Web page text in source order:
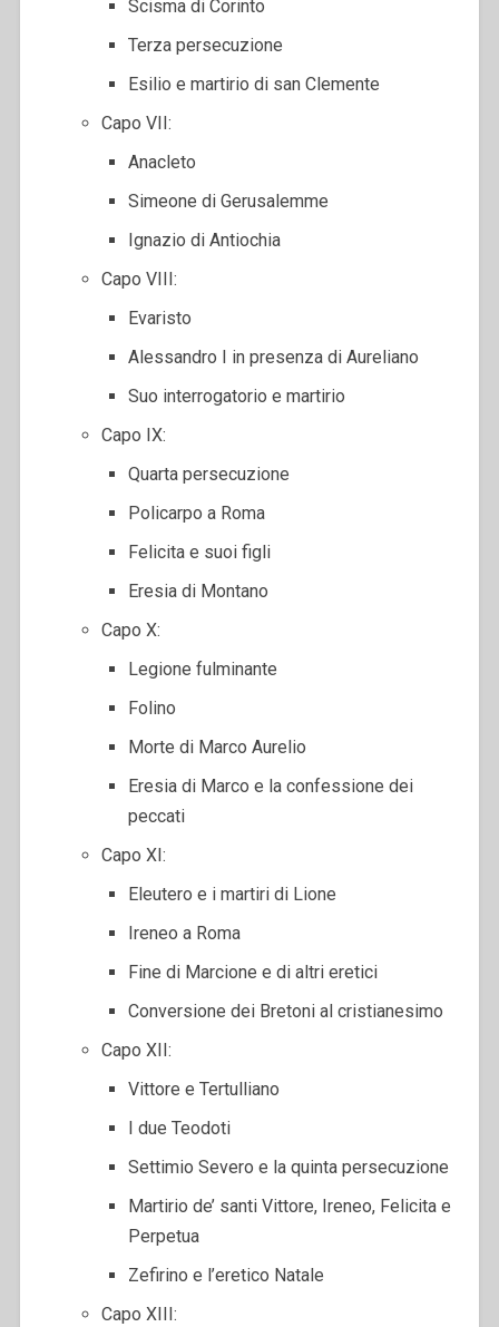
Scisma di Corinto
Terza persecuzione
Esilio e martirio di san Clemente
Capo VII:
Anacleto
Simeone di Gerusalemme
Ignazio di Antiochia
Capo VIII:
Evaristo
Alessandro I in presenza di Aureliano
Suo interrogatorio e martirio
Capo IX:
Quarta persecuzione
Policarpo a Roma
Felicita e suoi figli
Eresia di Montano
Capo X:
Legione fulminante
Folino
Morte di Marco Aurelio
Eresia di Marco e la confessione dei
peccati
Capo XI:
Eleutero e i martiri di Lione
Ireneo a Roma
Fine di Marcione e di altri eretici
Conversione dei Bretoni al cristianesimo
Capo XII:
Vittore e Tertulliano
I due Teodoti
Settimio Severo e la quinta persecuzione
Martirio de’ santi Vittore, Ireneo, Felicita e
Perpetua
Zefirino e l’eretico Natale
Capo XIII: